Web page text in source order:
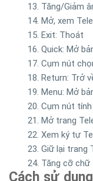
13. Tăng/Giảm
14. Mở, xem
15. Exit: Thoát
16. Quick: Mở
17. Cụm nút
18. Return: Trở
19. Menu: Mở
20. Cụm nút
21. Mở trang
22. Xem ký tự
23. Giữ lại trang
24. Tăng cỡ chữ
Cách sử